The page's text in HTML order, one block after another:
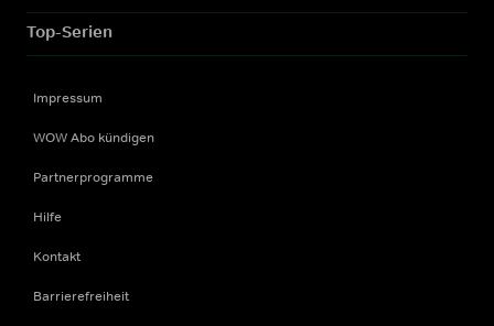
Top-Serien
Impressum
WOW Abo kündigen
Partnerprogramme
Hilfe
Kontakt
Barrierefreiheit